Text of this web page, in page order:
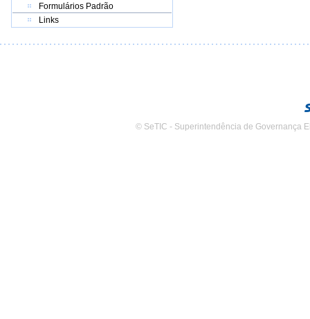
Formulários Padrão
Links
© SeTIC - Superintendência de Governança